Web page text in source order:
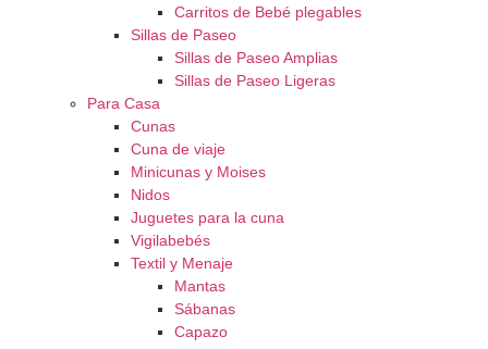
Carritos de Bebé plegables
Sillas de Paseo
Sillas de Paseo Amplias
Sillas de Paseo Ligeras
Para Casa
Cunas
Cuna de viaje
Minicunas y Moises
Nidos
Juguetes para la cuna
Vigilabebés
Textil y Menaje
Mantas
Sábanas
Capazo